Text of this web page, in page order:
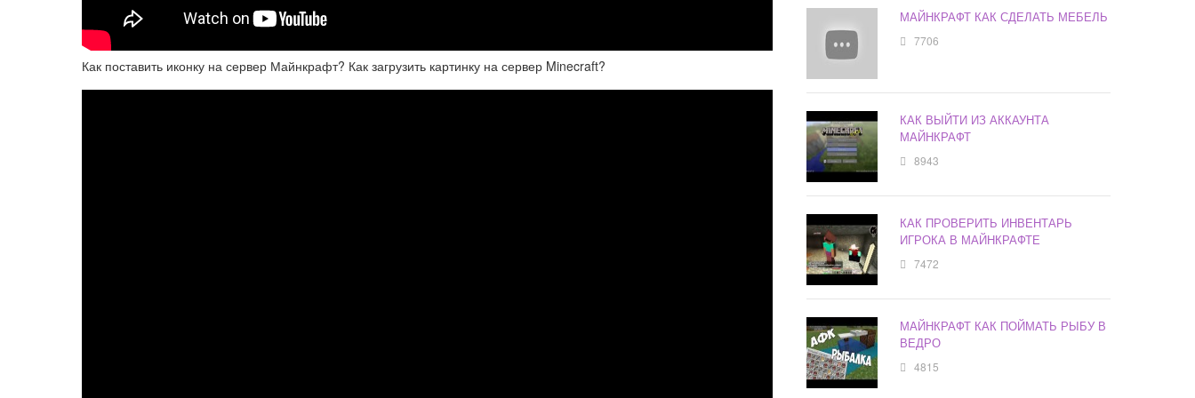
Как поставить иконку на сервер Майнкрафт? Как загрузить картинку на сервер Minecraft?
МАЙНКРАФТ КАК СДЕЛАТЬ МЕБЕЛЬ
7706
КАК ВЫЙТИ ИЗ АККАУНТА
МАЙНКРАФТ
8943
КАК ПРОВЕРИТЬ ИНВЕНТАРЬ
ИГРОКА В МАЙНКРАФТЕ
7472
МАЙНКРАФТ КАК ПОЙМАТЬ РЫБУ В
ВЕДРО
4815